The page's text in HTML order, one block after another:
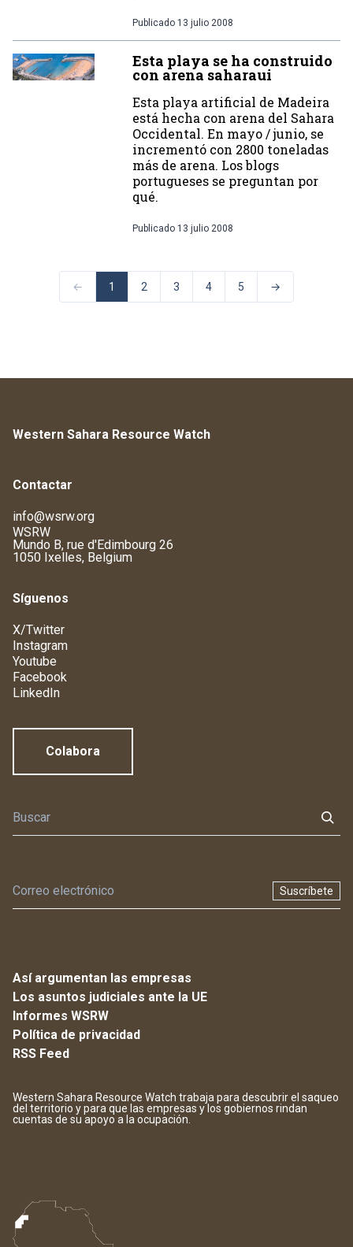
Publicado 13 julio 2008
Esta playa se ha construido
con arena saharaui
Esta playa artificial de Madeira
está hecha con arena del Sahara
Occidental. En mayo / junio, se
incrementó con 2800 toneladas
más de arena. Los blogs
portugueses se preguntan por
qué.
Publicado 13 julio 2008
← 1 2 3 4 5 →
Western Sahara Resource Watch
Contactar
info@wsrw.org
WSRW
Mundo B, rue d'Edimbourg 26
1050 Ixelles, Belgium
Síguenos
X/Twitter
Instagram
Youtube
Facebook
LinkedIn
Colabora
Suscríbete
Así argumentan las empresas
Los asuntos judiciales ante la UE
Informes WSRW
Política de privacidad
RSS Feed
Western Sahara Resource Watch trabaja para descubrir el saqueo
del territorio y para que las empresas y los gobiernos rindan
cuentas de su apoyo a la ocupación.